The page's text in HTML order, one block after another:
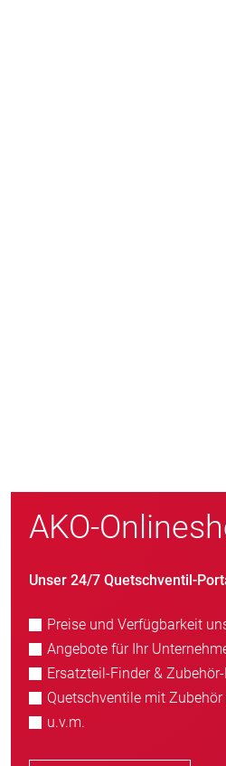
AKO-
Unser 24/7 Quetschventil-
Preise und Verfügbarkeit
Angebote für Ihr
Ersatzteil-Finder &
Quetschventile mit
u.v.m.